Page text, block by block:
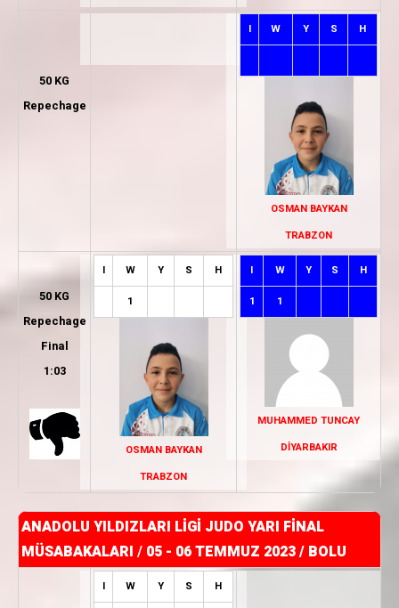
50 KG
Repechage
I W Y S H
OSMAN BAYKAN
TRABZON
50 KG
Repechage
Final
1:03
I W Y S H
1
OSMAN BAYKAN
TRABZON
I W Y S H
1 1
MUHAMMED TUNCAY
DİYARBAKIR
ANADOLU YILDIZLARI LİGİ JUDO YARI FİNAL
MÜSABAKALARI / 05 - 06 TEMMUZ 2023 / BOLU
I W Y S H